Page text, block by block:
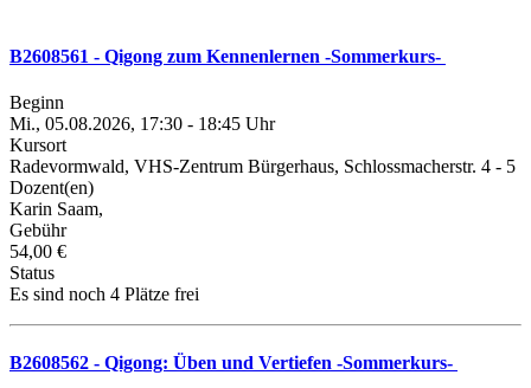
B2608561 - Qigong zum Kennenlernen -Sommerkurs-
Beginn
Mi., 05.08.2026, 17:30 - 18:45 Uhr
Kursort
Radevormwald, VHS-Zentrum Bürgerhaus, Schlossmacherstr. 4 - 5
Dozent(en)
Karin Saam,
Gebühr
54,00 €
Status
Es sind noch 4 Plätze frei
B2608562 - Qigong: Üben und Vertiefen -Sommerkurs-